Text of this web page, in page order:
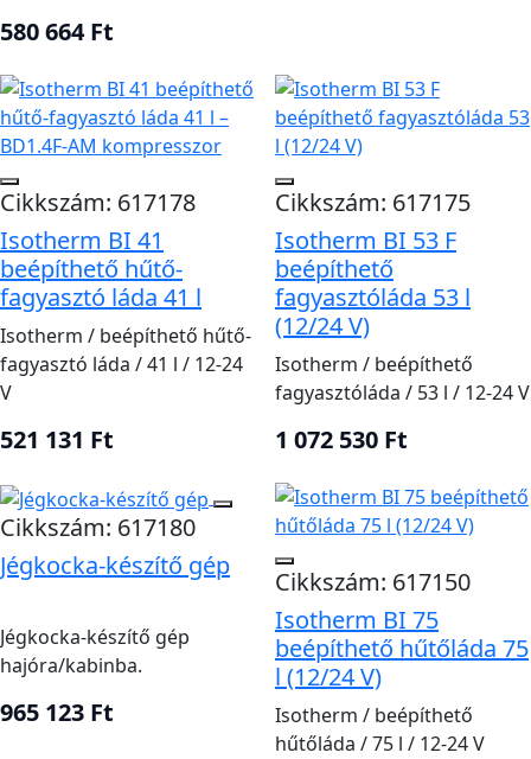
580 664 Ft
Cikkszám: 617178
Isotherm BI 41
beépíthető hűtő-
fagyasztó láda 41 l
Isotherm / beépíthető hűtő-
fagyasztó láda / 41 l / 12-24
V
521 131 Ft
Cikkszám: 617175
Isotherm BI 53 F
beépíthető
fagyasztóláda 53 l
(12/24 V)
Isotherm / beépíthető
fagyasztóláda / 53 l / 12-24 V
1 072 530 Ft
Cikkszám: 617180
Jégkocka-készítő gép
Jégkocka-készítő gép
hajóra/kabinba.
965 123 Ft
Cikkszám: 617150
Isotherm BI 75
beépíthető hűtőláda 75
l (12/24 V)
Isotherm / beépíthető
hűtőláda / 75 l / 12-24 V